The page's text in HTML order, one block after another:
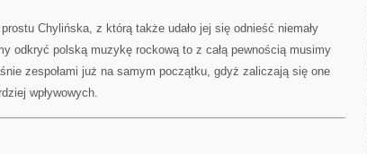
Chylińska, z którą także udało jej się odnieść niemały
odkryć polską muzykę rockową to z całą pewnością musimy
zespołami już na samym początku, gdyż zaliczają się one
wpływowych.